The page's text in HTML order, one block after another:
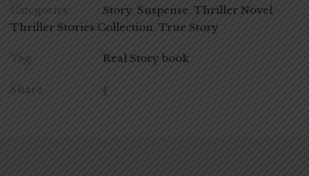
Categories: Story Suspense Thriller Novel,
Thriller Stories Collection, True Story
Tag: Real Story book
Share